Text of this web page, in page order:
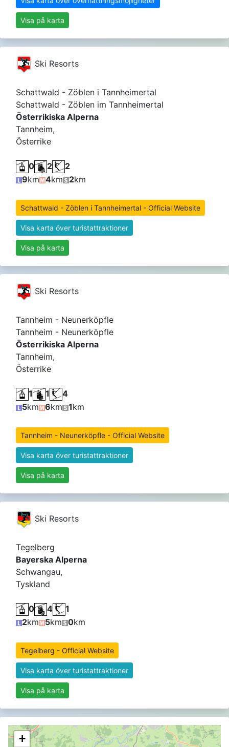
Visa på karta
Ski Resorts
Schattwald - Zöblen i Tannheimertal
Schattwald - Zöblen im Tannheimertal
Österrikiska Alperna
Tannheim,
Österrike
0 2
2
9km 4km 2km
Schattwald - Zöblen i Tannheimertal - Official Website
Visa karta över turistattraktioner
Visa på karta
Ski Resorts
Tannheim - Neunerköpfle
Tannheim - Neunerköpfle
Österrikiska Alperna
Tannheim,
Österrike
1 1
4
5km 6km 1km
Tannheim - Neunerköpfle - Official Website
Visa karta över turistattraktioner
Visa på karta
Ski Resorts
Tegelberg
Bayerska Alperna
Schwangau,
Tyskland
0 4
1
2km 5km 0km
Tegelberg - Official Website
Visa karta över turistattraktioner
Visa på karta
+